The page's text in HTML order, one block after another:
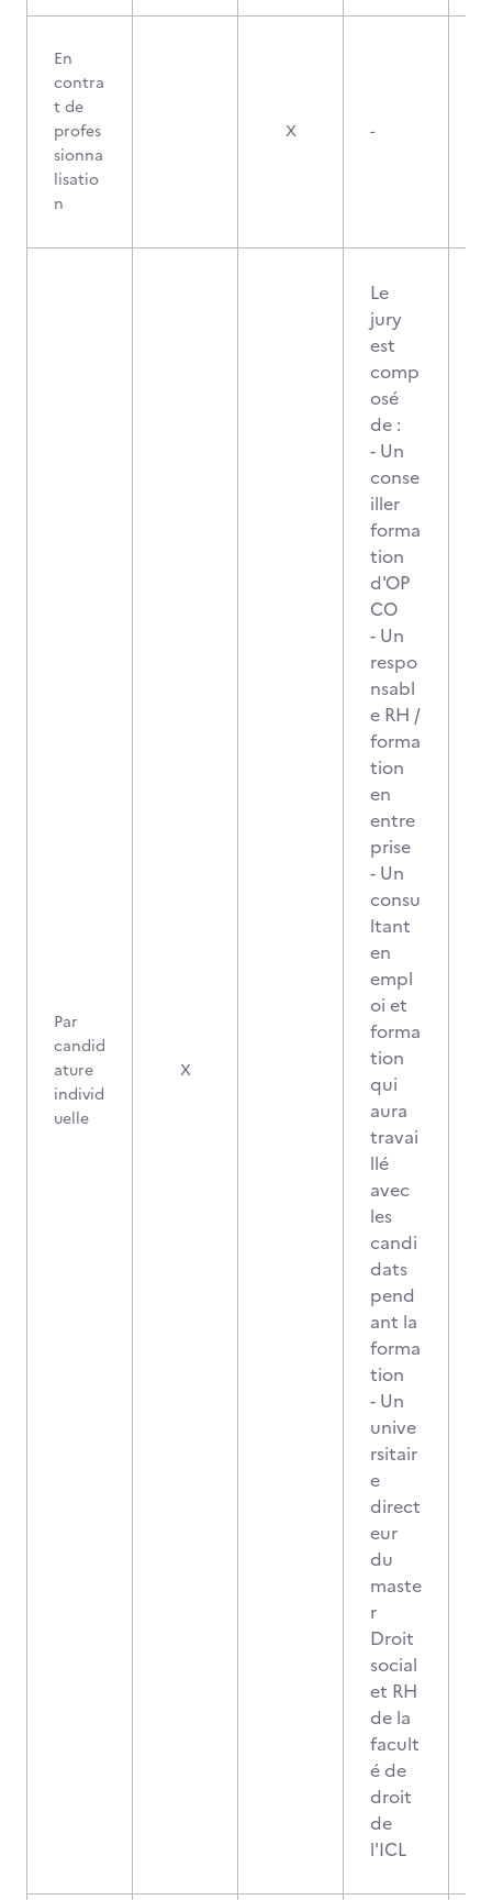
En
contra
t de
profes
sionna
lisatio
n
X -
Par
candid
ature
individ
uelle
X
Le
jury
est
comp
osé
de :
- Un
conse
iller
forma
tion
d'OP
CO
- Un
respo
nsabl
e RH /
forma
tion
en
entre
prise
- Un
consu
ltant
en
empl
oi et
forma
tion
qui
aura
travai
llé
avec
les
candi
dats
pend
ant la
forma
tion
- Un
unive
rsitair
e
direct
eur
du
maste
r
Droit
social
et RH
de la
facult
é de
droit
de
l'ICL